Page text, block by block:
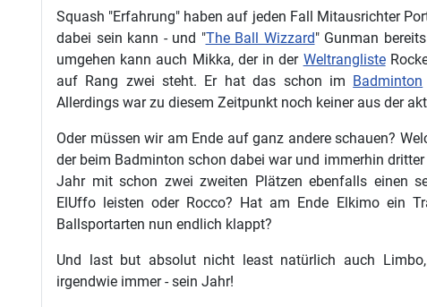
Squash "Erfahrung" haben auf jeden Fall Mitausrichter
dabei sein kann - und "The Ball Wizzard" Gunman
umgehen kann auch Mikka, der in der Weltrangliste
auf Rang zwei steht. Er hat das schon im Badminton
Allerdings war zu diesem Zeitpunkt noch keiner aus der
Oder müssen wir am Ende auf ganz andere schauen?
der beim Badminton schon dabei war und immerhin dritter
Jahr mit schon zwei zweiten Plätzen ebenfalls einen
ElUffo leisten oder Rocco? Hat am Ende Elkimo ein
Ballsportarten nun endlich klappt?
Und last but absolut nicht least natürlich auch
irgendwie immer - sein Jahr!